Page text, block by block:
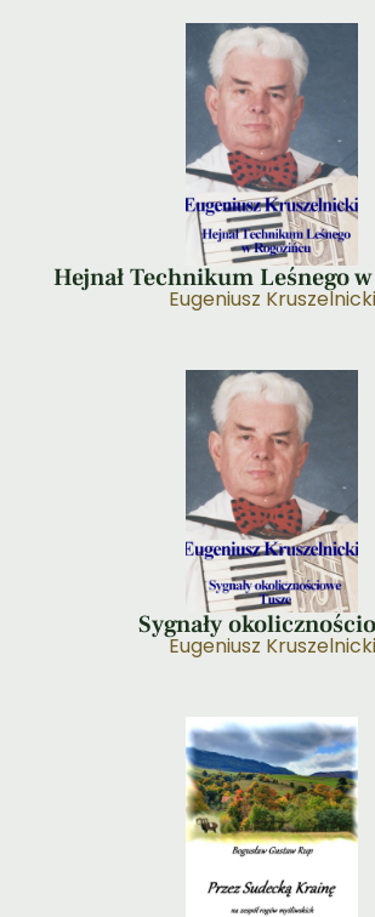
Hejnał Technikum Leśnego
Eugeniusz Kruszelnicki
Sygnały
Eugeniusz Kruszelnicki